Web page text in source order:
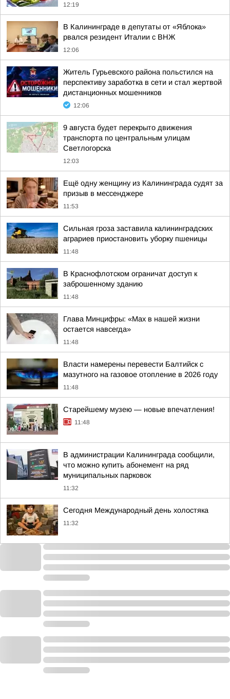
12:19
В Калининграде в депутаты от «Яблока»
рвался резидент Италии с ВНЖ
12:06
Житель Гурьевского района польстился на
перспективу заработка в сети и стал жертвой
дистанционных мошенников
12:06
9 августа будет перекрыто движения
транспорта по центральным улицам
Светлогорска
12:03
Ещё одну женщину из Калининграда судят за
призыв в мессенджере
11:53
Сильная гроза заставила калининградских
аграриев приостановить уборку пшеницы
11:48
В Краснофлотском ограничат доступ к
заброшенному зданию
11:48
Глава Минцифры: «Мах в нашей жизни
остается навсегда»
11:48
Власти намерены перевести Балтийск с
мазутного на газовое отопление в 2026 году
11:48
Старейшему музею — новые впечатления!
11:48
В администрации Калининграда сообщили,
что можно купить абонемент на ряд
муниципальных парковок
11:32
Сегодня Международный день холостяка
11:32